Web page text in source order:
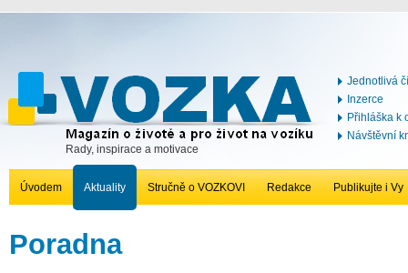
Rady, inspirace a motivace
Jednotlivá
Inzerce
Přihláška k
Návštěvní
Úvodem Aktuality Stručně o VOZKOVI Redakce Publikujte i Vy
Poradna